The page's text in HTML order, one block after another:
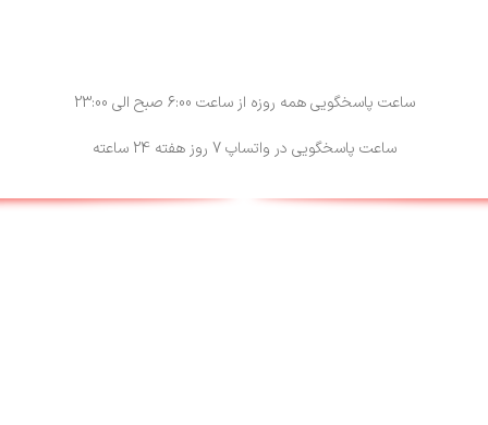
ساعت پاسخگویی همه روزه از ساعت 6:00 صبح الی 23:00
ساعت پاسخگویی در واتساپ 7 روز هفته 24 ساعته